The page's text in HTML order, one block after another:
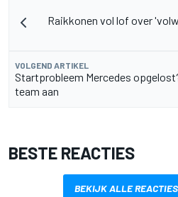
Raikkonen vol lof over
VOLGEND ARTIKEL
Startprobleem Mercedes
team aan
BESTE REACTIES
BEKIJK ALLE